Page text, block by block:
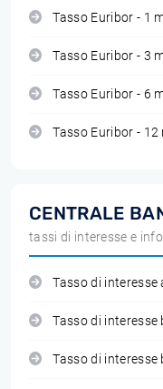
Tasso Euribor - 1
Tasso Euribor - 3
Tasso Euribor - 6
Tasso Euribor - 12
CENTRALE
tassi di interesse e
Tasso di interesse
Tasso di interesse
Tasso di